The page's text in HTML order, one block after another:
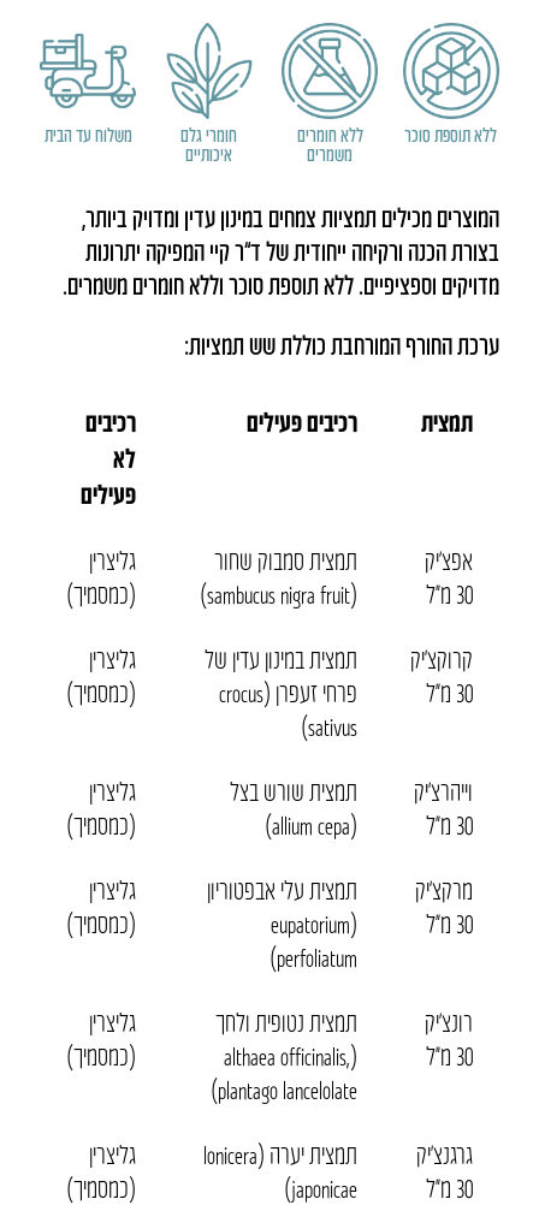
החורף
המורחבת
ללא תוספת סוכר
ללא חומרים
משמרים
חומרי גלם
איכותיים
משלוח עד הבית
המוצרים מכילים תמציות צמחים במינון עדין ומדויק ביותר,
בצורת הכנה ורקיחה ייחודית של ד”ר קיי המפיקה יתרונות
מדויקים וספציפיים. ללא תוספת סוכר וללא חומרים משמרים.
ערכת החורף המורחבת כוללת שש תמציות:
תמצית רכיבים פעילים
רכיבים
לא
פעילים
אפצ’יק
30 מ״ל
תמצית סמבוק שחור
(sambucus nigra fruit)
גליצרין
(כמסמיך)
קרוקצ’יק
30 מ״ל
תמצית במינון עדין של
פרחי זעפרן (crocus
sativus)
גליצרין
(כמסמיך)
וייהרצ’יק
30 מ״ל
תמצית שורש בצל
(allium cepa)
גליצרין
(כמסמיך)
מרקצ’יק
30 מ״ל
תמצית עלי אבפטוריון
(eupatorium
perfoliatum)
גליצרין
(כמסמיך)
רונצ’יק
30 מ״ל
תמצית נטופית ולחך
(althaea officinalis,
plantago lancelolate)
גליצרין
(כמסמיך)
גרגנצ’יק
30 מ״ל
תמצית יערה (lonicera
japonicae)
גליצרין
(כמסמיך)